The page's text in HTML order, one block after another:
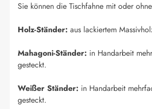
Sie können die Tischfahne mit oder
Holz-Ständer: aus lackiertem
Mahagoni-Ständer: in Handarbeit
gesteckt.
Weißer Ständer: in Handarbeit
gesteckt.